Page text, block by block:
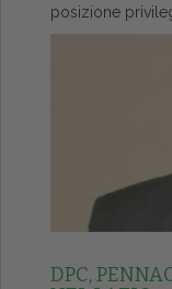
posizione
DPC,